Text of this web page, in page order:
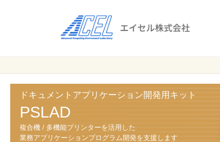
株式会社
ス
効
率
ドキュメントアプリケーション開発用キット
PSLAD
複合機 / 多機能プリンターを活用した
業務アプリケーションプログラム開発を支援します
セ
株
式
会
社